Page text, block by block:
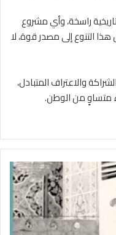
راسخة، وأي مشروع
التنوع إلى مصدر قوة، لا
والاعتراف المتبادل،
متساوٍ من الوطن.